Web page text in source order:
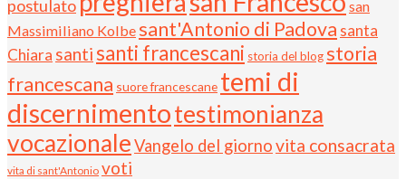
postulato
san
Massimiliano Kolbe sant'Antonio di Padova santa
Chiara santisanti francescani storia del blog storia
francescana suore francescane temi di
discernimentotestimonianza
vocazionaleVangelo del giornovita consacrata
vita di sant'Antonio voti